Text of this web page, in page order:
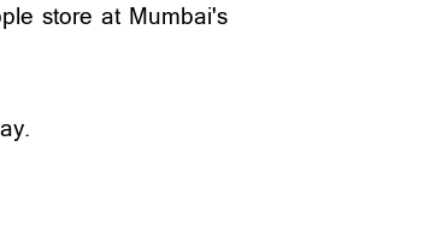
store at Mumbai's